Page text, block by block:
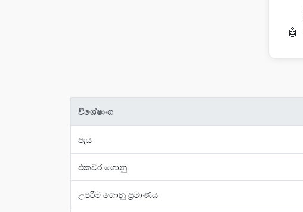
🤖
විශේෂාංග
පැය
එකවර ගොනු
උපරිම ගොනු ප්‍රමාණය